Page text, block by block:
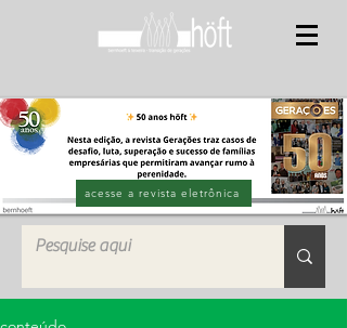
acesse a revista eletrônica